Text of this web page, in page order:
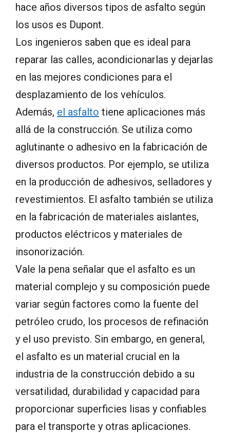
hace años diversos tipos de asfalto según
los usos es Dupont.
Los ingenieros saben que es ideal para
reparar las calles, acondicionarlas y dejarlas
en las mejores condiciones para el
desplazamiento de los vehículos.
Además, el asfalto tiene aplicaciones más
allá de la construcción. Se utiliza como
aglutinante o adhesivo en la fabricación de
diversos productos. Por ejemplo, se utiliza
en la producción de adhesivos, selladores y
revestimientos. El asfalto también se utiliza
en la fabricación de materiales aislantes,
productos eléctricos y materiales de
insonorización.
Vale la pena señalar que el asfalto es un
material complejo y su composición puede
variar según factores como la fuente del
petróleo crudo, los procesos de refinación
y el uso previsto. Sin embargo, en general,
el asfalto es un material crucial en la
industria de la construcción debido a su
versatilidad, durabilidad y capacidad para
proporcionar superficies lisas y confiables
para el transporte y otras aplicaciones.